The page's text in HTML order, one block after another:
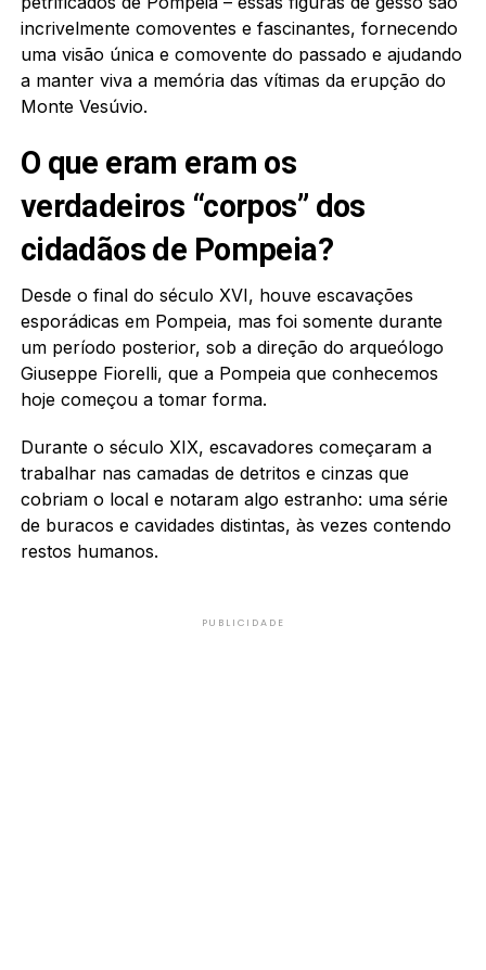
incrivelmente comoventes e fascinantes, fornecendo
uma visão única e comovente do passado e ajudando
a manter viva a memória das vítimas da erupção do
Monte Vesúvio.
O que eram eram os
verdadeiros “corpos” dos
cidadãos de Pompeia?
Desde o final do século XVI, houve escavações
esporádicas em Pompeia, mas foi somente durante
um período posterior, sob a direção do arqueólogo
Giuseppe Fiorelli, que a Pompeia que conhecemos
hoje começou a tomar forma.
Durante o século XIX, escavadores começaram a
trabalhar nas camadas de detritos e cinzas que
cobriam o local e notaram algo estranho: uma série
de buracos e cavidades distintas, às vezes contendo
restos humanos.
PUBLICIDADE